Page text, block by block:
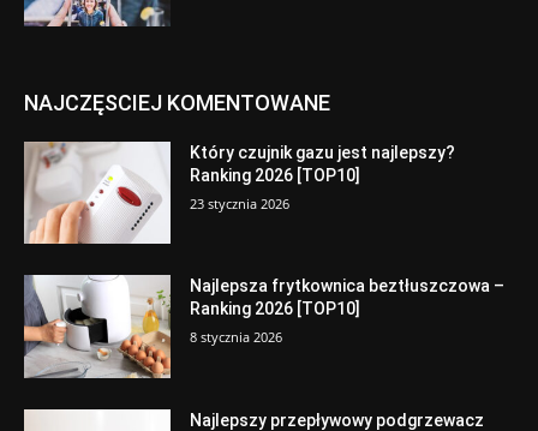
NAJCZĘSCIEJ KOMENTOWANE
Który czujnik gazu jest najlepszy?
Ranking 2026 [TOP10]
23 stycznia 2026
Najlepsza frytkownica beztłuszczowa –
Ranking 2026 [TOP10]
8 stycznia 2026
Najlepszy przepływowy podgrzewacz